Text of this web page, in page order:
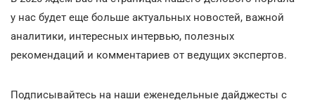
у нас будет еще больше актуальных новостей, важной
аналитики, интересных интервью, полезных
рекомендаций и комментариев от ведущих экспертов.
Подписывайтесь на наши еженедельные дайджесты с